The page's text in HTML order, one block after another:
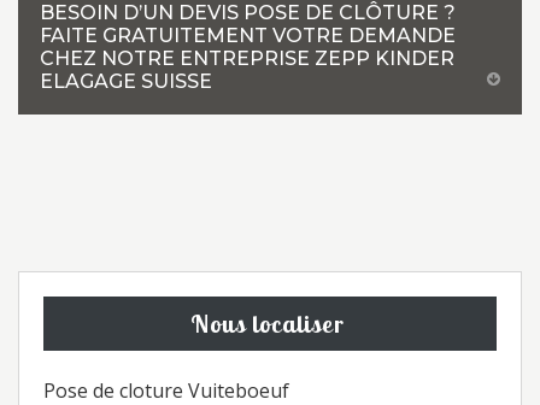
BESOIN D’UN DEVIS POSE DE CLÔTURE ?
FAITE GRATUITEMENT VOTRE DEMANDE
CHEZ NOTRE ENTREPRISE ZEPP KINDER
ELAGAGE SUISSE
Nous localiser
Pose de cloture Vuiteboeuf